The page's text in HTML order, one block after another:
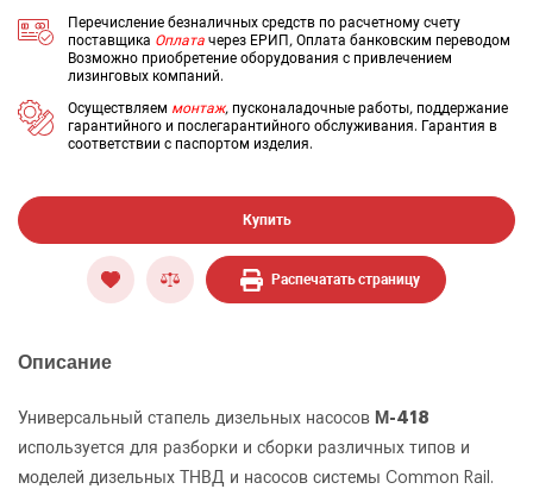
Перечисление безналичных средств по расчетному счету
поставщика Оплата через ЕРИП, Оплата банковским переводом
Возможно приобретение оборудования с привлечением
лизинговых компаний.
Осуществляем монтаж, пусконаладочные работы, поддержание
гарантийного и послегарантийного обслуживания. Гарантия в
соответствии с паспортом изделия.
Купить
Распечатать страницу
Описание
Универсальный стапель дизельных насосов М-418
используется для разборки и сборки различных типов и
моделей дизельных ТНВД и насосов системы Common Rail.